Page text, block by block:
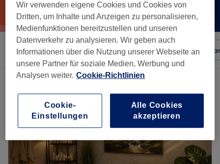
Sortieren nach Beliebiger Preis Besonderheiten
Ein Salon, der anbietet: ayurvedische massage in Bad Schönborn
Wir verwenden eigene Cookies und Cookies von
Dritten, um Inhalte und Anzeigen zu personalisieren,
Medienfunktionen bereitzustellen und unseren
Datenverkehr zu analysieren. Wir geben auch
Informationen über die Nutzung unserer Webseite an
unsere Partner für soziale Medien, Werbung und
Analysen weiter. Cookie-Richtlinien
Cookie-
Einstellungen
Alle Cookies
akzeptieren